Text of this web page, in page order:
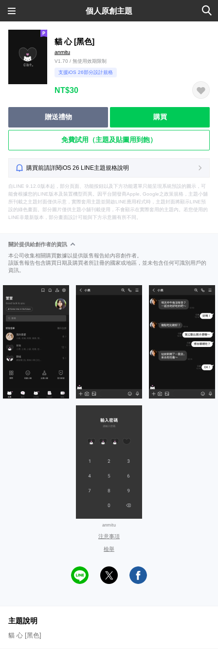
個人原創主題
貓 心 [黑色]
anmitu
V1.70 / 無使用效期限制
支援iOS 26部分設計規格
NT$30
贈送禮物 購買
免費試用（主題及貼圖用到飽）
購買前請詳閱iOS 26 LINE主題規格說明
自LINE 9.12.0版本起，部分頁面、功能按鈕以及下方功能選單只能呈現系統預設的圖示，可
能會根據您的LINE版本及裝置機型而異。因平台開發商Apple, Google之政策規格，主題小舖
所刊載之主題封面僅供示意，實際套用主題並開啟LINE應用程式時，主題封面將顯示LINE預
設的綠色畫面。部分圖片僅供主題小舖刊載使用，不會顯示在實際套用的主題內。若您使用的
LINE非最新版本，部分畫面設計可能與下方示意圖有所不同。
關於提供給創作者的資訊
本公司收集相關購買數據以提供販售報告給內容創作者。
該販售報告包含購買日期及購買者所註冊的國家或地區，並未包含任何可識別用戶的
資訊。
anmitu
注意事項
檢舉
主題說明
貓 心 [黑色]